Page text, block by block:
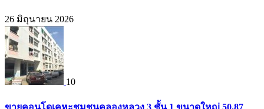
26 มิถุนายน 2026
10
ขายคอนโดเคหะชุมชนคลองหลวง 3 ชั้น 1 ขนาดใหญ่ 50.87